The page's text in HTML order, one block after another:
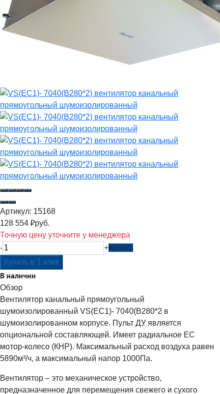
Артикул: 15168
128 554 ₽руб.
Точную цену уточните у менеджера
-
+Купить
В наличии
Обзор
Вентилятор канальный прямоугольный
шумоизолированный VS(EC1)- 7040(B280*2 в
шумоизолированном корпусе. Пульт ДУ является
опциональной составляющей. Имеет радиальное ЕC
мотор-колесо (КНР). Максимальный расход воздуха равен
5890м³/ч, а максимальный напор 1000Па.
Вентилятор – это механическое устройство,
предназначенное для перемещения свежего и сухого